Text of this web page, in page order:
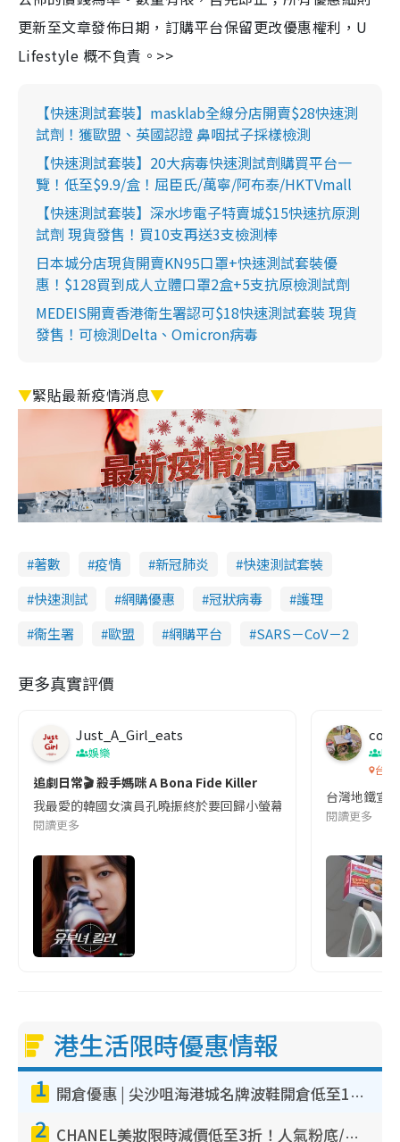
更新至文章發佈日期，訂購平台保留更改優惠權利，U
Lifestyle 概不負責。>>
【快速測試套裝】masklab全線分店開賣$28快速測
試劑！獲歐盟、英國認證 鼻咽拭子採樣檢測
【快速測試套裝】20大病毒快速測試劑購買平台一
覽！低至$9.9/盒！屈臣氏/萬寧/阿布泰/HKTVmall
【快速測試套裝】深水埗電子特賣城$15快速抗原測
試劑 現貨發售！買10支再送3支檢測棒
日本城分店現貨開賣KN95口罩+快速測試套裝優
惠！$128買到成人立體口罩2盒+5支抗原檢測試劑
MEDEIS開賣香港衛生署認可$18快速測試套裝 現貨
發售！可檢測Delta、Omicron病毒
▼緊貼最新疫情消息▼
著數 疫情 新冠肺炎
快速測試套裝
快速測試
網購優惠 冠狀病毒
護理
衞生署
歐盟 網購平台 SARS－CoV－2
更多真實評價
Just_A_Girl_eats
娛樂
追劇日常🎬 殺手媽咪 A Bona Fide Killer
我最愛的韓國女演員孔曉振終於要回歸小螢幕啦!這次的劇本改編
閱讀更多
co
吹
台灣
台灣地鐵宣
閱讀更多
港生活限時優惠情報
1 開倉優惠 | 尖沙咀海港城名牌波鞋開倉低至1折！On鞋$899起／Joy&Peace鞋履$98起
2 CHANEL美妝限時減價低至3折！人氣粉底/唇膏/精華液低至$275！COCO香水都有平